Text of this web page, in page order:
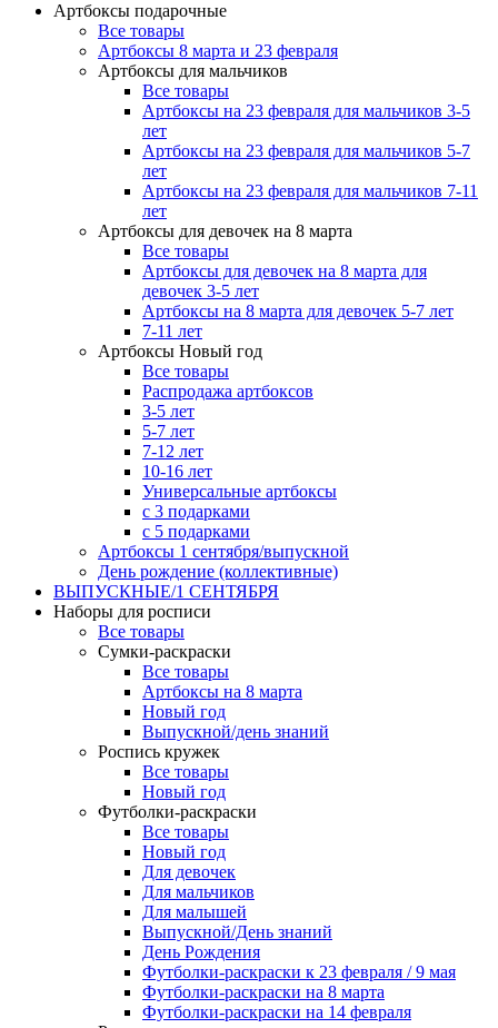
Артбоксы подарочные
Все товары
Артбоксы 8 марта и 23 февраля
Артбоксы для мальчиков
Все товары
Артбоксы на 23 февраля для мальчиков 3-5
лет
Артбоксы на 23 февраля для мальчиков 5-7
лет
Артбоксы на 23 февраля для мальчиков 7-11
лет
Артбоксы для девочек на 8 марта
Все товары
Артбоксы для девочек на 8 марта для
девочек 3-5 лет
Артбоксы на 8 марта для девочек 5-7 лет
7-11 лет
Артбоксы Новый год
Все товары
Распродажа артбоксов
3-5 лет
5-7 лет
7-12 лет
10-16 лет
Универсальные артбоксы
с 3 подарками
с 5 подарками
Артбоксы 1 сентября/выпускной
День рождение (коллективные)
ВЫПУСКНЫЕ/1 СЕНТЯБРЯ
Наборы для росписи
Все товары
Сумки-раскраски
Все товары
Артбоксы на 8 марта
Новый год
Выпускной/день знаний
Роспись кружек
Все товары
Новый год
Футболки-раскраски
Все товары
Новый год
Для девочек
Для мальчиков
Для малышей
Выпускной/День знаний
День Рождения
Футболки-раскраски к 23 февраля / 9 мая
Футболки-раскраски на 8 марта
Футболки-раскраски на 14 февраля